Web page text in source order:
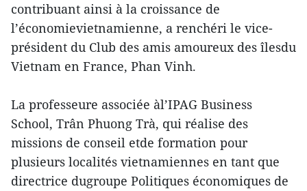
contribuant ainsi à la croissance de
l’économievietnamienne, a renchéri le vice-
président du Club des amis amoureux des îlesdu
Vietnam en France, Phan Vinh.
La professeure associée àl’IPAG Business
School, Trân Phuong Trà, qui réalise des
missions de conseil etde formation pour
plusieurs localités vietnamiennes en tant que
directrice dugroupe Politiques économiques de